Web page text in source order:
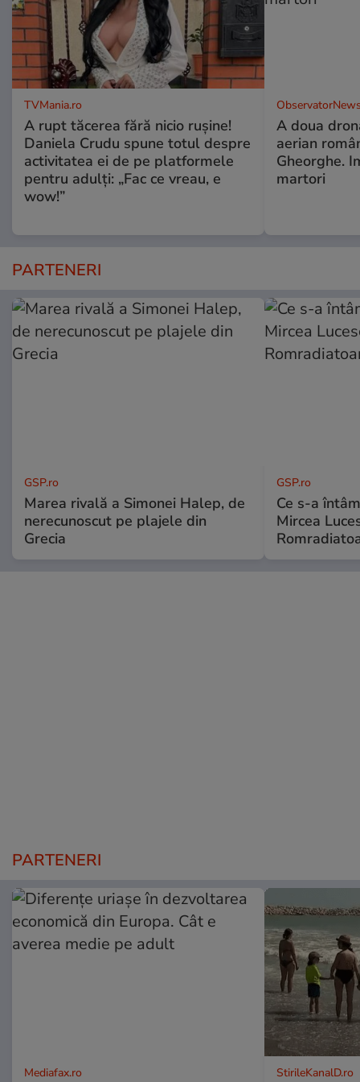
TVMania.ro
A rupt tăcerea fără nicio rușine!
Daniela Crudu spune totul despre
activitatea ei de pe platformele
pentru adulți: „Fac ce vreau, e
wow!”
A doua
aerian
Gheorghe.
martori
PARTENERI
GSP.ro
Marea rivală a Simonei Halep, de
nerecunoscut pe plajele din
Grecia
GSP.ro
Ce s-a
Mircea
PARTENERI
Mediafax.ro StirileKanalD.ro